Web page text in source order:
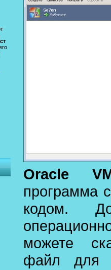
Oracle
программа
кодом.
можете
файл для